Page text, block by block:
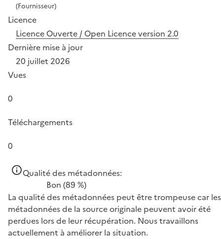
(Fournisseur)
Licence
Licence Ouverte / Open Licence version 2.0
Dernière mise à jour
20 juillet 2026
Vues
0
Téléchargements
0
Qualité des métadonnées:
Bon (89 %)
La qualité des métadonnées peut être trompeuse car les
métadonnées de la source originale peuvent avoir été
perdues lors de leur récupération. Nous travaillons
actuellement à améliorer la situation.